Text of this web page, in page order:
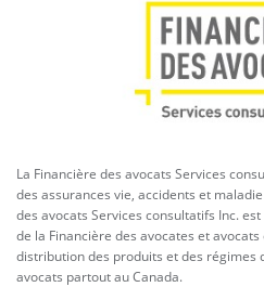
La Financière des avocats Services
des assurances vie, accidents et
des avocats Services consultatifs Inc.
de la Financière des avocates et
distribution des produits et des régimes
avocats partout au Canada.